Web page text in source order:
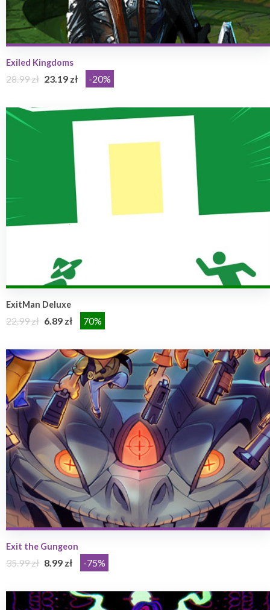
Exiled Kingdoms
28.99 zł 23.19 zł -20%
ExitMan Deluxe
22.99 zł 6.89 zł 70%
Exit the Gungeon
35.99 zł 8.99 zł -75%